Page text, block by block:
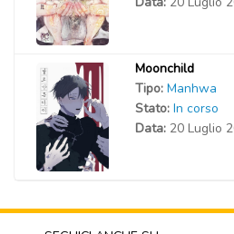
Moonchild
Tipo: Manhwa
Stato: In corso
Data: 20 Luglio